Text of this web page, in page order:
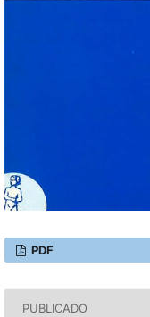
PDF
PUBLICADO